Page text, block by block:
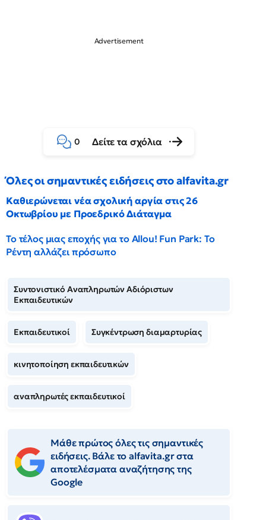
0 Δείτε τα σχόλια
Όλες οι σημαντικές ειδήσεις στο alfavita.gr
Καθιερώνεται νέα σχολική αργία στις 26
Οκτωβρίου με Προεδρικό Διάταγμα
Το τέλος μιας εποχής για το Allou! Fun Park: Το
Ρέντη αλλάζει πρόσωπο
Συντονιστικό Αναπληρωτών Αδιόριστων
Εκπαιδευτικών
Εκπαιδευτικοί Συγκέντρωση διαμαρτυρίας
κινητοποίηση εκπαιδευτικών
αναπληρωτές εκπαιδευτικοί
Μάθε πρώτος όλες τις σημαντικές
ειδήσεις. Βάλε το alfavita.gr στα
αποτελέσματα αναζήτησης της
Google